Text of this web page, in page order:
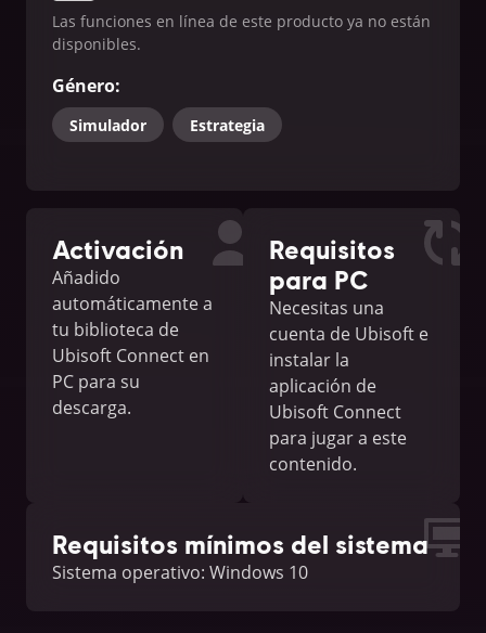
Las funciones en línea de este producto ya no están
disponibles.
Género:
Simulador Estrategia
Activación
Añadido
automáticamente a
tu biblioteca de
Ubisoft Connect en
PC para su
descarga.
Requisitos
para PC
Necesitas una
cuenta de Ubisoft e
instalar la
aplicación de
Ubisoft Connect
para jugar a este
contenido.
Requisitos mínimos del sistema
Sistema operativo: Windows 10